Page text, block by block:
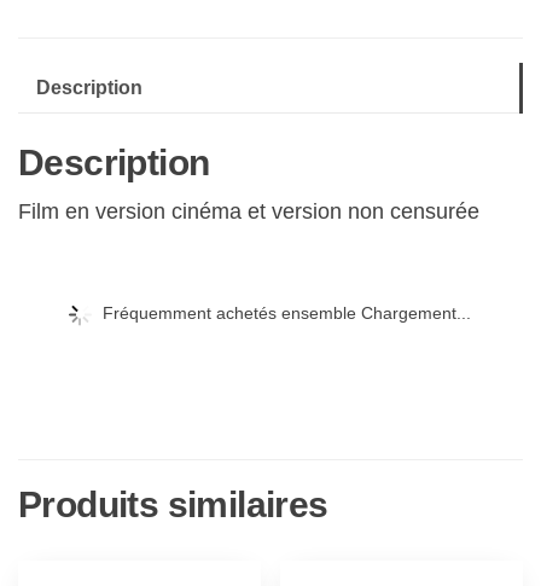
Description
Description
Film en version cinéma et version non censurée
Fréquemment achetés ensemble Chargement...
Produits similaires